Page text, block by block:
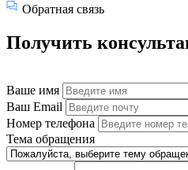
Обратная связь
Получить
Ваше имя
Ваш Email
Номер телефона
Тема обращения